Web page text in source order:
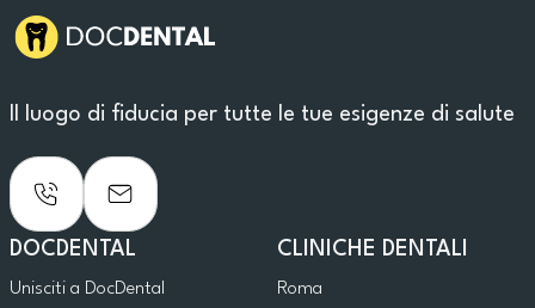
Il luogo di fiducia per tutte le tue esigenze di salute
DOCDENTAL
Unisciti a DocDental
CLINICHE DENTALI
Roma